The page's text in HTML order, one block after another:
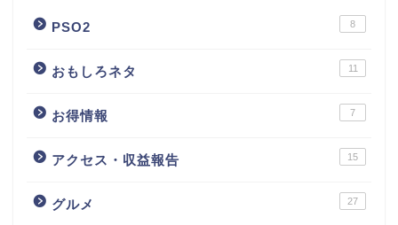
PSO2 8
おもしろネタ 11
お得情報 7
アクセス・収益報告 15
グルメ 27